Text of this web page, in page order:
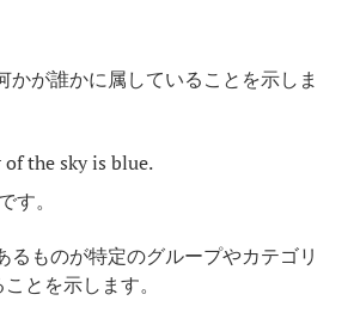
かが誰かに属していることを示しま
the sky is blue.
す。
るものが特定のグループやカテゴリ
とを示します。